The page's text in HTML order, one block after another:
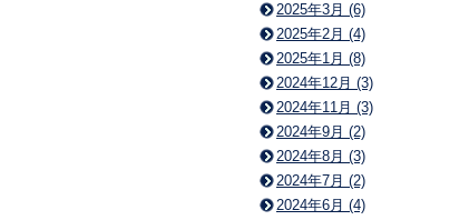
2025年3月 (6)
2025年2月 (4)
2025年1月 (8)
2024年12月 (3)
2024年11月 (3)
2024年9月 (2)
2024年8月 (3)
2024年7月 (2)
2024年6月 (4)